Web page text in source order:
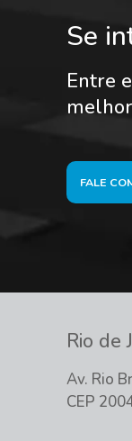
Se
Entre
FALE
Rio de
Av. Rio
CEP